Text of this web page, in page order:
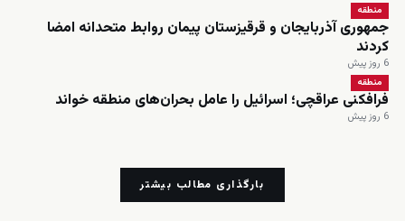
منطقه
جمهوری آذربایجان و قرقیزستان پیمان روابط متحدانه امضا
کردند
6 روز پیش
منطقه
فرافکنی عراقچی؛ اسرائیل را عامل بحران‌های منطقه خواند
6 روز پیش
بارگذاری مطالب بیشتر